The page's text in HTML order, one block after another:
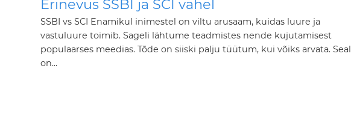
Erinevus SSBI ja SCI vahel
SSBI vs SCI Enamikul inimestel on viltu arusaam, kuidas luure ja
vastuluure toimib. Sageli lähtume teadmistes nende kujutamisest
populaarses meedias. Tõde on siiski palju tüütum, kui võiks arvata. Seal
on...